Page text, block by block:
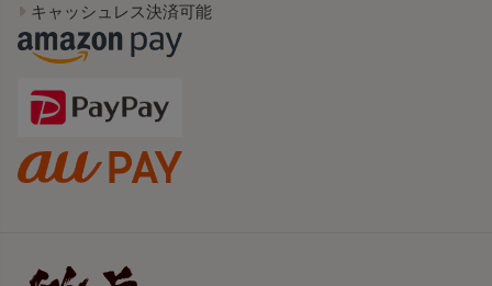
キャッシュレス決済可能